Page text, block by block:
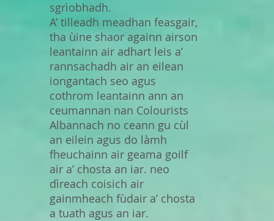
sgrìobhadh.
A’ tilleadh meadhan feasgair,
tha ùine shaor againn airson
leantainn air adhart leis a’
rannsachadh air an eilean
iongantach seo agus
cothrom leantainn ann an
ceumannan nan Colourists
Albannach no ceann gu cùl
an eilein agus do làmh
fheuchainn air geama goilf
air a’ chosta an iar. neo
dìreach coisich air
gainmheach fùdair a’ chosta
a tuath agus an iar.